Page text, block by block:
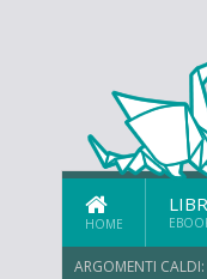
HOME
ARGOMENTI CALDI: